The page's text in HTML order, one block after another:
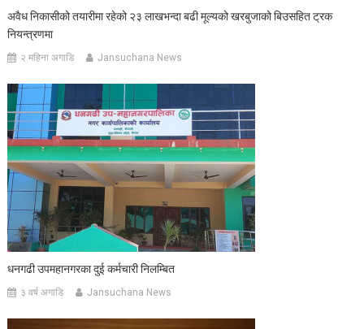
अवैध निकासीको तयारीमा रहेको २३ लाखभन्दा बढी मूल्यको खरबुजाको बिउसहित ट्रक
नियन्त्रणमा
२ महिना अगाडि Jansuchana News
धनगढी उपमहानगरका दुई कर्मचारी निलम्बित
३ वर्ष अगाडि Jansuchana News